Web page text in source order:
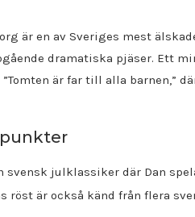
är en av Sveriges mest
dramatiska pjäser. Ett
är far till alla barnen,”
svensk julklassiker där Dan
röst är också känd från flera